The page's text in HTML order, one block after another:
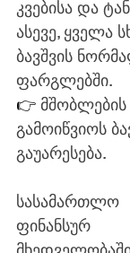
კვებისა და
ასევე, ყველა
ბავშვის
ფარგლებში.
👉 მშობლების
გამოიწვიოს
გაუარესება.
ფინანსურ